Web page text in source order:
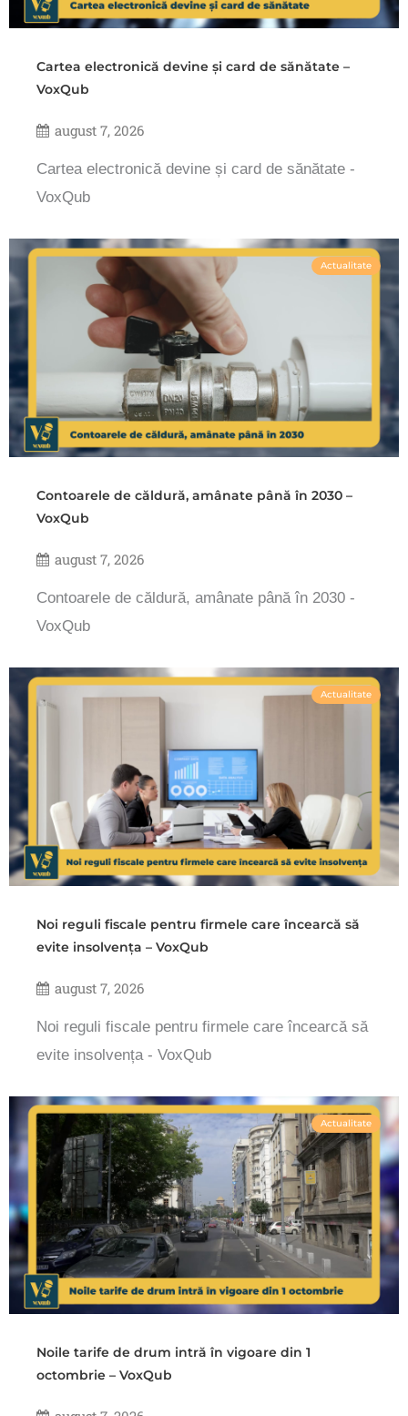
Cartea electronică devine și card de sănătate –
VoxQub
august 7, 2026
Cartea electronică devine și card de sănătate -
VoxQub
Actualitate
Contoarele de căldură, amânate până în 2030 –
VoxQub
august 7, 2026
Contoarele de căldură, amânate până în 2030 -
VoxQub
Actualitate
Noi reguli fiscale pentru firmele care încearcă să
evite insolvența – VoxQub
august 7, 2026
Noi reguli fiscale pentru firmele care încearcă să
evite insolvența - VoxQub
Actualitate
Noile tarife de drum intră în vigoare din 1
octombrie – VoxQub